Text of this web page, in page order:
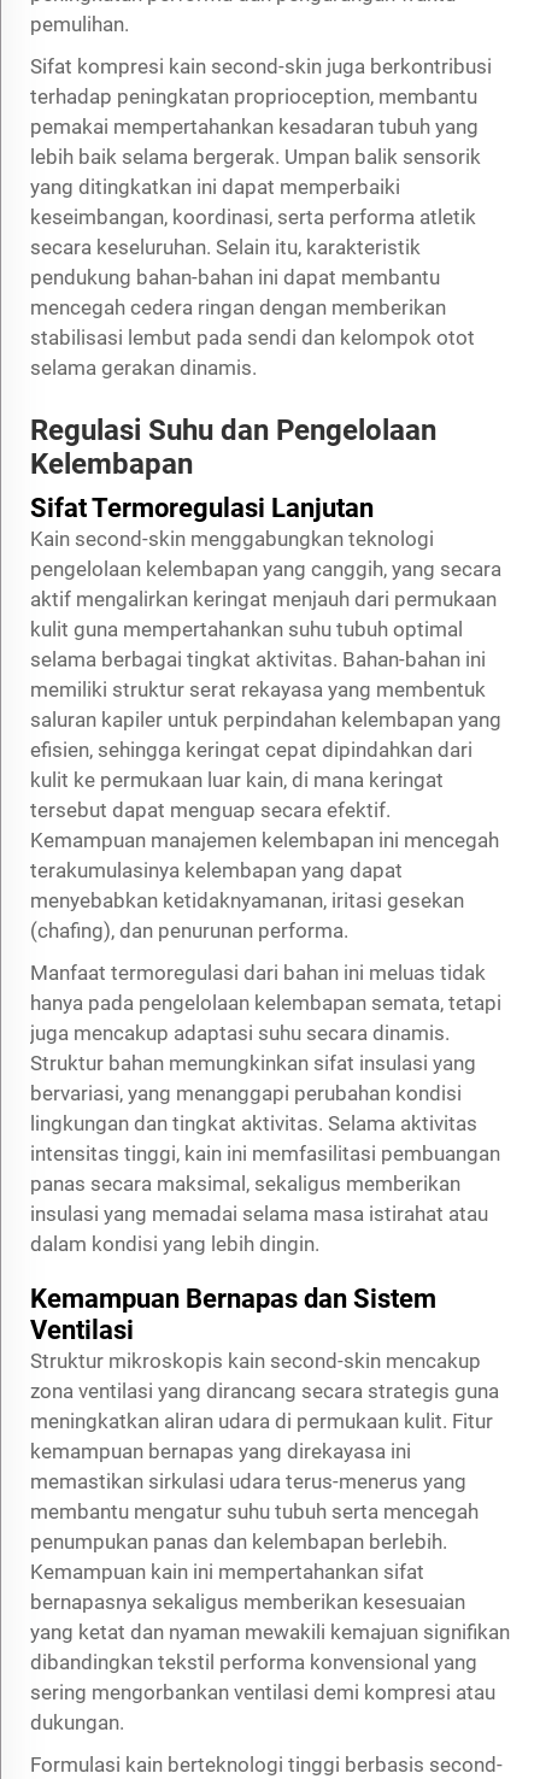
pemulihan.
Sifat kompresi kain second-skin juga berkontribusi
terhadap peningkatan proprioception, membantu
pemakai mempertahankan kesadaran tubuh yang
lebih baik selama bergerak. Umpan balik sensorik
yang ditingkatkan ini dapat memperbaiki
keseimbangan, koordinasi, serta performa atletik
secara keseluruhan. Selain itu, karakteristik
pendukung bahan-bahan ini dapat membantu
mencegah cedera ringan dengan memberikan
stabilisasi lembut pada sendi dan kelompok otot
selama gerakan dinamis.
Regulasi Suhu dan Pengelolaan
Kelembapan
Sifat Termoregulasi Lanjutan
Kain second-skin menggabungkan teknologi
pengelolaan kelembapan yang canggih, yang secara
aktif mengalirkan keringat menjauh dari permukaan
kulit guna mempertahankan suhu tubuh optimal
selama berbagai tingkat aktivitas. Bahan-bahan ini
memiliki struktur serat rekayasa yang membentuk
saluran kapiler untuk perpindahan kelembapan yang
efisien, sehingga keringat cepat dipindahkan dari
kulit ke permukaan luar kain, di mana keringat
tersebut dapat menguap secara efektif.
Kemampuan manajemen kelembapan ini mencegah
terakumulasinya kelembapan yang dapat
menyebabkan ketidaknyamanan, iritasi gesekan
(chafing), dan penurunan performa.
Manfaat termoregulasi dari bahan ini meluas tidak
hanya pada pengelolaan kelembapan semata, tetapi
juga mencakup adaptasi suhu secara dinamis.
Struktur bahan memungkinkan sifat insulasi yang
bervariasi, yang menanggapi perubahan kondisi
lingkungan dan tingkat aktivitas. Selama aktivitas
intensitas tinggi, kain ini memfasilitasi pembuangan
panas secara maksimal, sekaligus memberikan
insulasi yang memadai selama masa istirahat atau
dalam kondisi yang lebih dingin.
Kemampuan Bernapas dan Sistem
Ventilasi
Struktur mikroskopis kain second-skin mencakup
zona ventilasi yang dirancang secara strategis guna
meningkatkan aliran udara di permukaan kulit. Fitur
kemampuan bernapas yang direkayasa ini
memastikan sirkulasi udara terus-menerus yang
membantu mengatur suhu tubuh serta mencegah
penumpukan panas dan kelembapan berlebih.
Kemampuan kain ini mempertahankan sifat
bernapasnya sekaligus memberikan kesesuaian
yang ketat dan nyaman mewakili kemajuan signifikan
dibandingkan tekstil performa konvensional yang
sering mengorbankan ventilasi demi kompresi atau
dukungan.
Formulasi kain berteknologi tinggi berbasis second-